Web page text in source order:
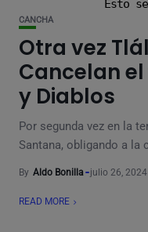
CANCHA
Otra vez
Cancelan
y Diablos
Por segunda vez en la
Santana, obligando a la
By Aldo Bonilla julio 26, 2024
READ MORE
Esto